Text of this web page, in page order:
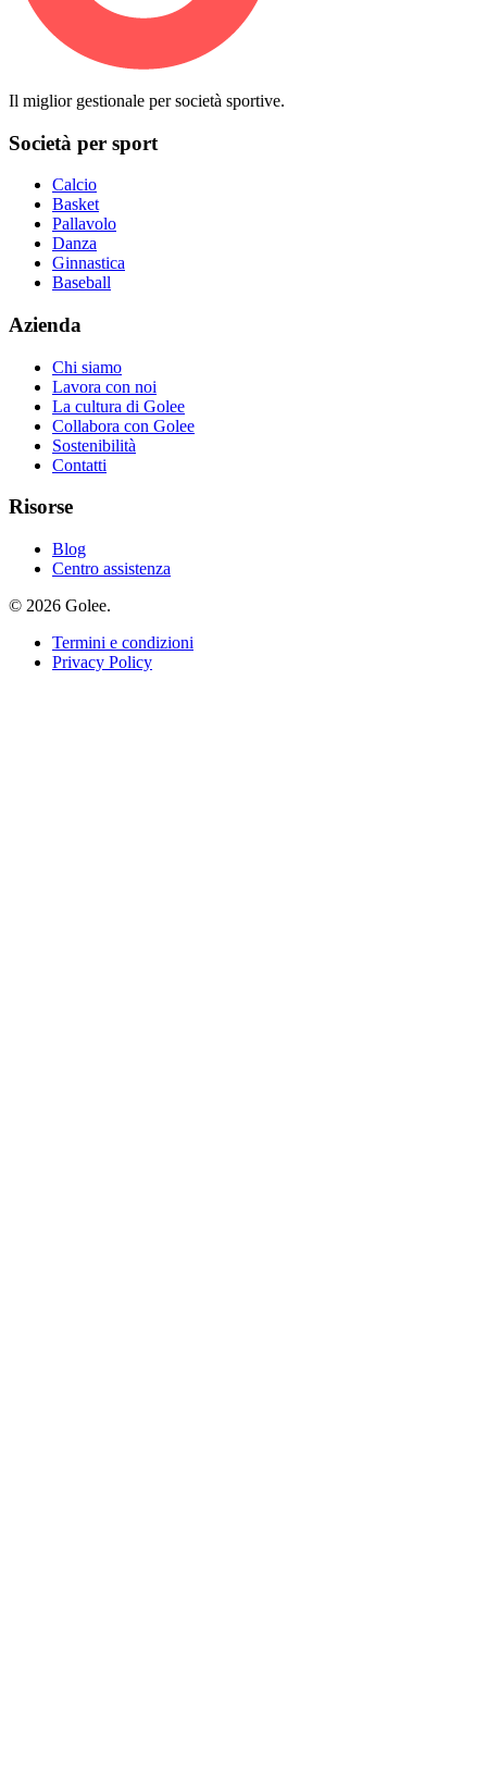
Il miglior gestionale per società sportive.
Società per sport
Calcio
Basket
Pallavolo
Danza
Ginnastica
Baseball
Azienda
Chi siamo
Lavora con noi
La cultura di Golee
Collabora con Golee
Sostenibilità
Contatti
Risorse
Blog
Centro assistenza
© 2026 Golee.
Termini e condizioni
Privacy Policy